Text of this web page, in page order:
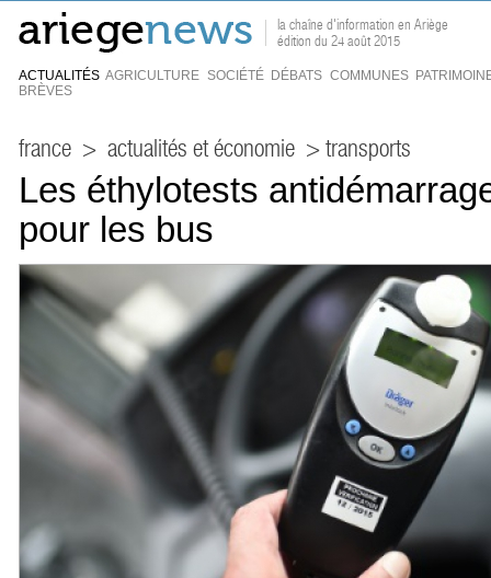
la chaîne d'information en Ariège
édition du 24 août 2015
ACTUALITÉS AGRICULTURE SOCIÉTÉ DÉBATS COMMUNES
BRÈVES
france > actualités et économie > transports
Les éthylotests
pour les bus